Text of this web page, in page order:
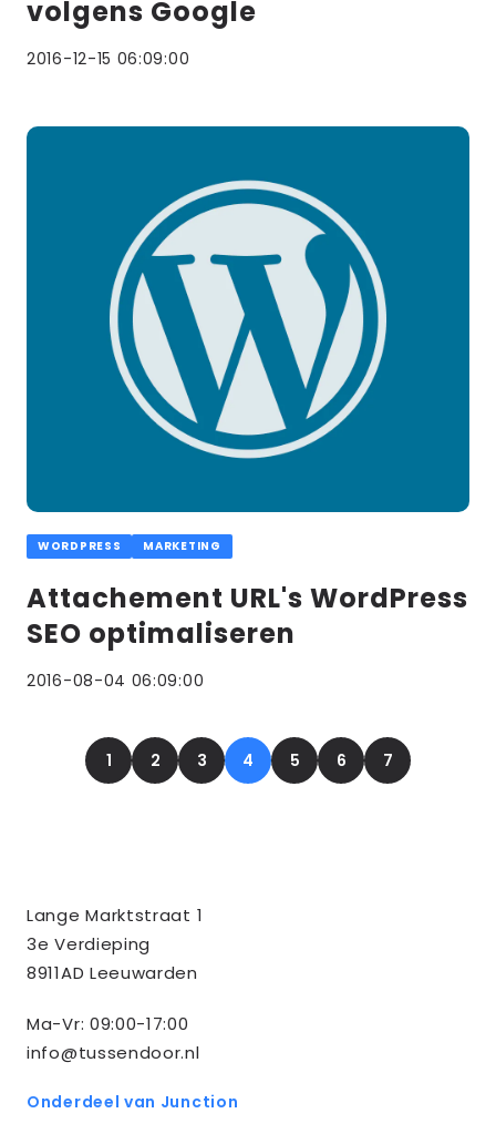
volgens Google
2016-12-15 06:09:00
Lees
WORDPRESS MARKETING
Attachement URL's WordPress
SEO optimaliseren
2016-08-04 06:09:00
1 2 3 4 5 6 7
informatie
Lange Marktstraat 1
3e Verdieping
8911AD Leeuwarden
Ma-Vr: 09:00-17:00
info@tussendoor.nl
Onderdeel van Junction